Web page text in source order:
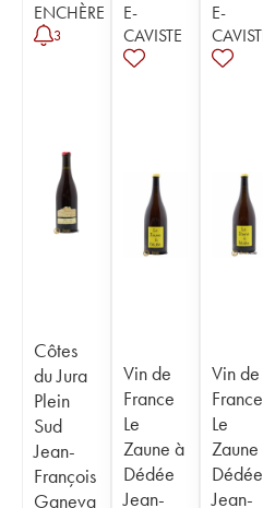
ENCHÈRE
3
Côtes
du Jura
Plein
Sud
Jean-
François
Ganeva
E-
CAVISTE
Vin de
France
Le
Zaune à
Dédée
Jean-
E-
Vin de
France
Le
Dédée
Jean-